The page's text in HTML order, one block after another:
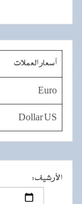
أسعار العملات
Euro
Dollar US
الأرشيف: